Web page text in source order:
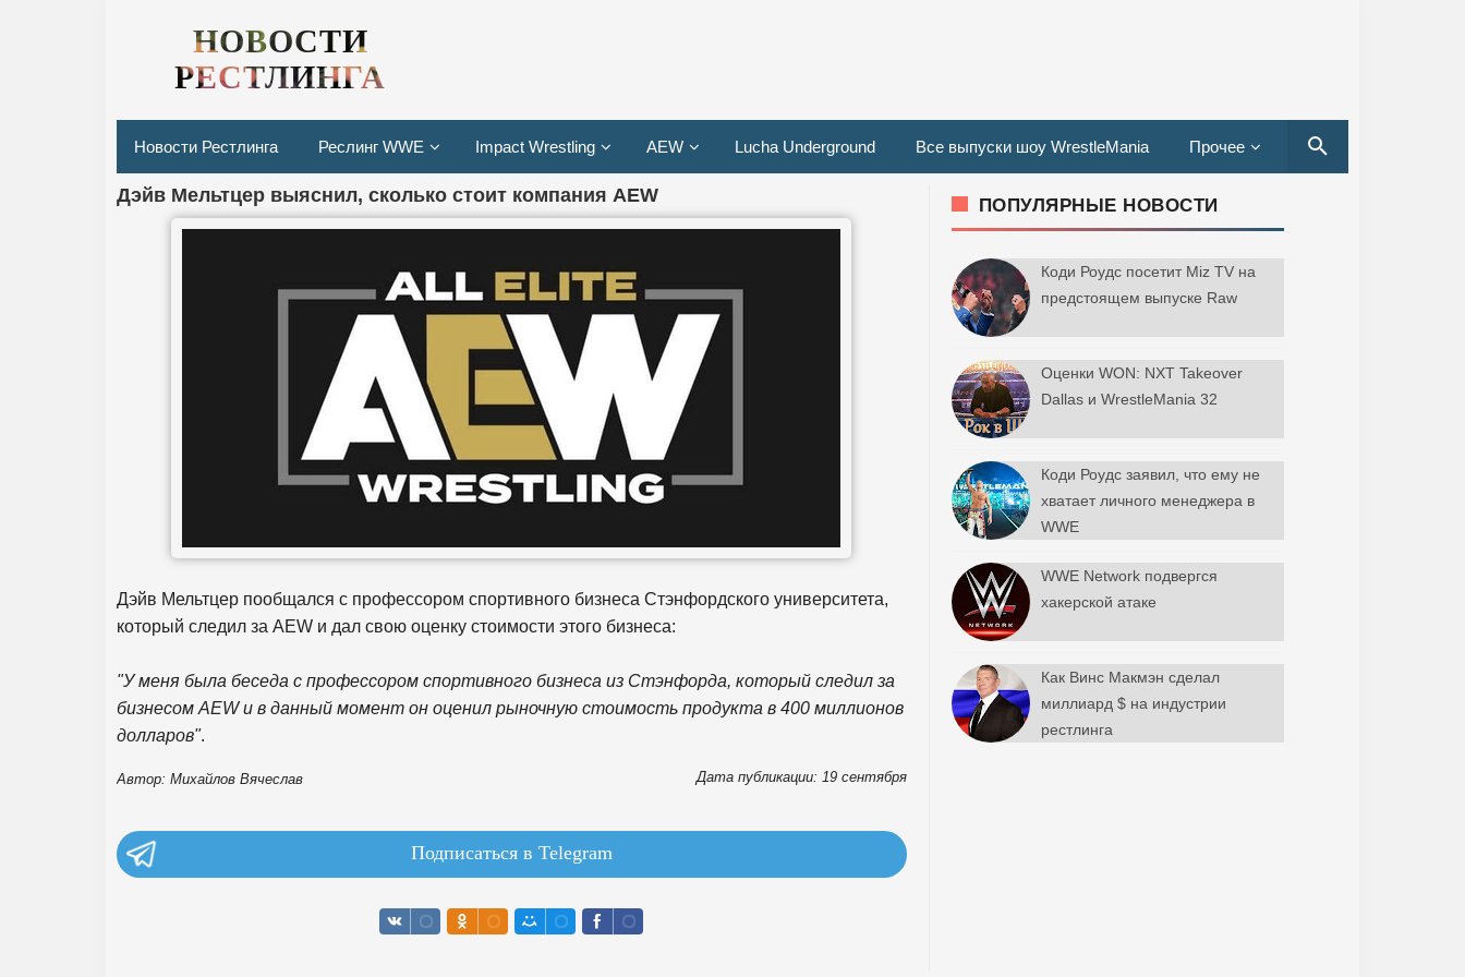
НОВОСТИ
РЕСТЛИНГА
Новости Рестлинга Реслинг WWE Impact Wrestling AEW Lucha Underground Все выпуски шоу WrestleMania Прочее
Дэйв Мельтцер выяснил, сколько стоит компания AEW
Дэйв Мельтцер пообщался с профессором спортивного бизнеса Стэнфордского университета,
который следил за AEW и дал свою оценку стоимости этого бизнеса:
"У меня была беседа с профессором спортивного бизнеса из Стэнфорда, который следил за
бизнесом AEW и в данный момент он оценил рыночную стоимость продукта в 400 миллионов
долларов".
Автор: Михайлов Вячеслав Дата публикации: 19 сентября
Подписаться в Telegram
ПОПУЛЯРНЫЕ НОВОСТИ
Коди Роудс посетит Miz TV на
предстоящем выпуске Raw
Оценки WON: NXT Takeover
Dallas и WrestleMania 32
Коди Роудс заявил, что ему не
хватает личного менеджера в
WWE
WWE Network подвергся
хакерской атаке
Как Винс Макмэн сделал
миллиард $ на индустрии
рестлинга